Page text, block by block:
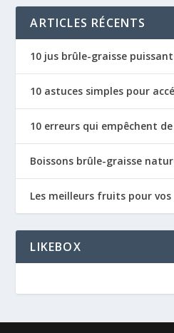
ARTICLES RÉCENTS
10 jus brûle-graisse
10 astuces simples pour
10 erreurs qui empêchent
Boissons brûle-graisse
Les meilleurs fruits pour
LIKEBOX